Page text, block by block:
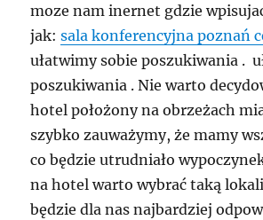
moze nam inernet gdzie
jak:sala konferencyjna poznań
ułatwimy sobie poszukiwania .
poszukiwania . Nie warto
hotel położony na obrzeżach
szybko zauważymy, że mamy
co będzie utrudniało
na hotel warto wybrać taką
będzie dla nas najbardziej